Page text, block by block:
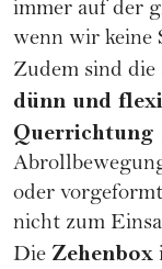
immer auf der
wenn wir keine
Zudem sind die
dünn und
Querrichtung
oder
nicht zum
Die Zehenbox